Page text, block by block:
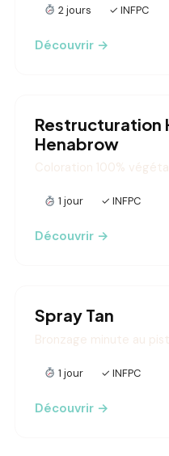
2 jours ✓ INFPC
Découvrir →
Restructuration
Henabrow
Coloration 100%
1 jour ✓ INFPC
Découvrir →
Spray Tan
Bronzage minute au
1 jour ✓ INFPC
Découvrir →